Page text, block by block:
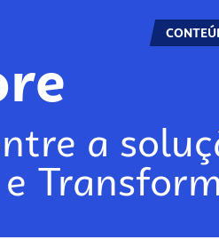
a
e